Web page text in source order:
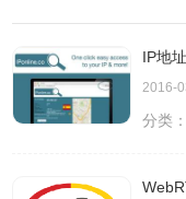
IP地
2016-
分类